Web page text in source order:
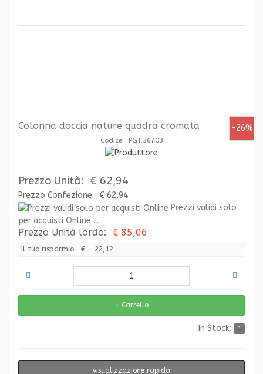
-26%
Colonna doccia nature quadra cromata
Codice: PGT.36703
Prezzo Unità: € 62,94
Prezzo Confezione:
€ 62,94
Prezzi validi solo
per acquisti Online ...
Prezzo Unità lordo: € 85,06
Il tuo risparmio: € - 22,12
In Stock: 1
visualizzazione rapida